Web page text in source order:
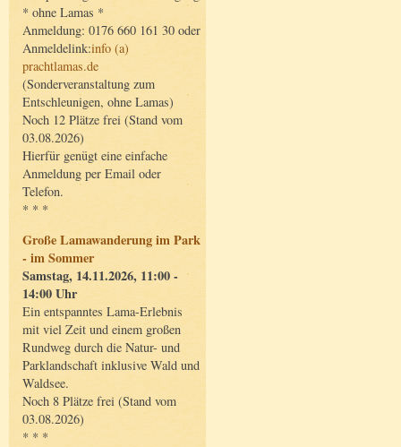
* ohne Lamas *
Anmeldung: 0176 660 161 30 oder
Anmeldelink:info (a)
prachtlamas.de
(Sonderveranstaltung zum
Entschleunigen, ohne Lamas)
Noch 12 Plätze frei (Stand vom
03.08.2026)
Hierfür genügt eine einfache
Anmeldung per Email oder
Telefon.
* * *
Große Lamawanderung im Park
- im Sommer
Samstag, 14.11.2026, 11:00 -
14:00 Uhr
Ein entspanntes Lama-Erlebnis
mit viel Zeit und einem großen
Rundweg durch die Natur- und
Parklandschaft inklusive Wald und
Waldsee.
Noch 8 Plätze frei (Stand vom
03.08.2026)
* * *